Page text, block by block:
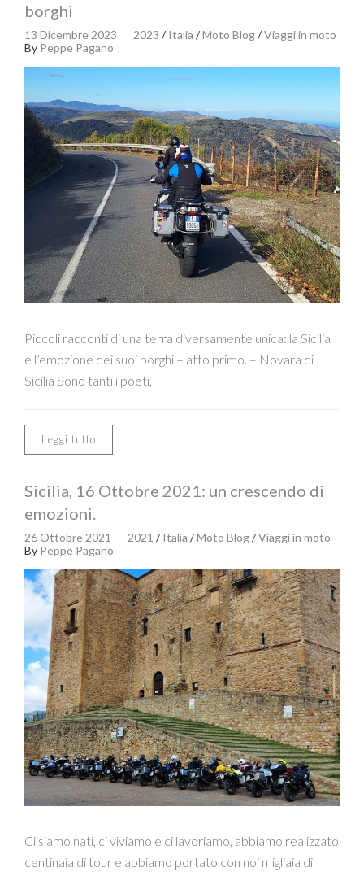
borghi
13 Dicembre 2023 2023 /Italia /Moto Blog/Viaggi in moto
By Peppe Pagano
Piccoli racconti di una terra diversamente unica: la Sicilia
e l’emozione dei suoi borghi – atto primo. – Novara di
Sicilia Sono tanti i poeti,
Leggi tutto
Sicilia, 16 Ottobre 2021: un crescendo di
emozioni.
26 Ottobre 2021 2021 /Italia /Moto Blog/Viaggi in moto
By Peppe Pagano
Ci siamo nati, ci viviamo e ci lavoriamo, abbiamo realizzato
centinaia di tour e abbiamo portato con noi migliaia di